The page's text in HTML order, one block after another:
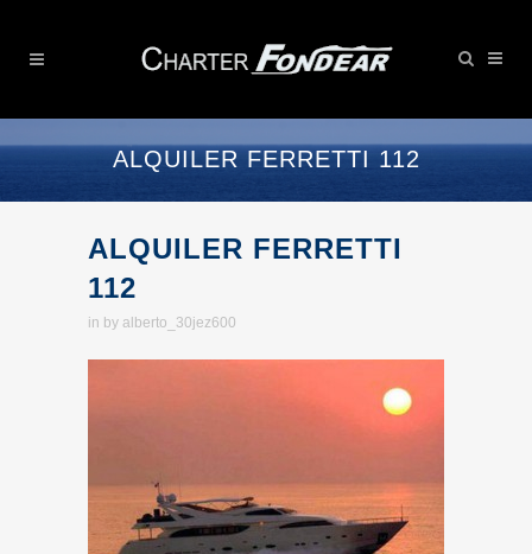
ALQUILER FERRETTI 112
ALQUILER FERRETTI
112
in by alberto_30jez600